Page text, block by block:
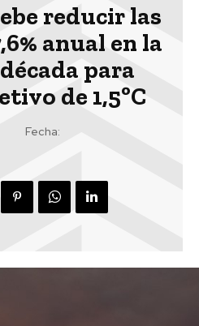
reducir las
anual en la
para
de 1,5ºC
Fecha: